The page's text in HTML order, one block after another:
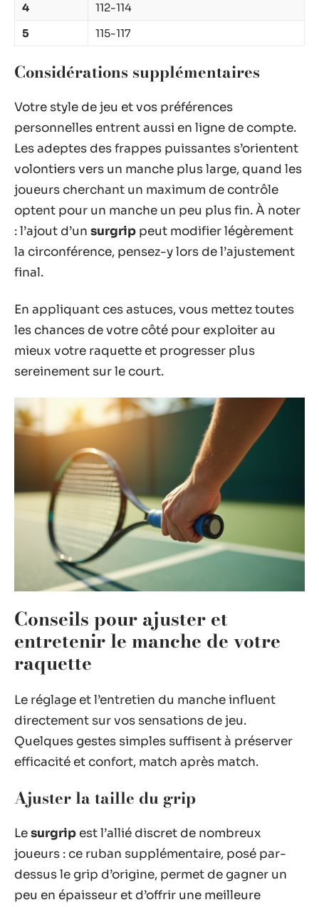
4
112-114
5
115-117
Considérations supplémentaires
Votre style de jeu et vos préférences
personnelles entrent aussi en ligne de compte.
Les adeptes des frappes puissantes s’orientent
volontiers vers un manche plus large, quand les
joueurs cherchant un maximum de contrôle
optent pour un manche un peu plus fin. À noter
: l’ajout d’un surgrip peut modifier légèrement
la circonférence, pensez-y lors de l’ajustement
final.
En appliquant ces astuces, vous mettez toutes
les chances de votre côté pour exploiter au
mieux votre raquette et progresser plus
sereinement sur le court.
Conseils pour ajuster et
entretenir le manche de votre
raquette
Le réglage et l’entretien du manche influent
directement sur vos sensations de jeu.
Quelques gestes simples suffisent à préserver
efficacité et confort, match après match.
Ajuster la taille du grip
Lesurgrip est l’allié discret de nombreux
joueurs : ce ruban supplémentaire, posé par-
dessus le grip d’origine, permet de gagner un
peu en épaisseur et d’offrir une meilleure